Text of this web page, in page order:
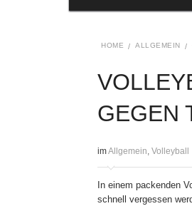
HOME ALLGEMEIN
GEGEN
imAllgemein, Volleyball
In einem packenden
schnell vergessen